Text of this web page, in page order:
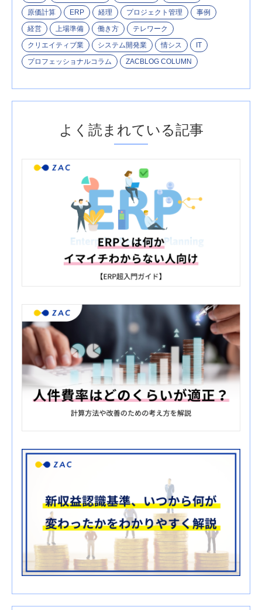
原価計算 ERP 経理 プロジェクト管理
事例
経営
上場準備 働き方
テレワーク
クリエイティブ業
システム開発業 情シス
IT
プロフェッショナルコラム
ZACBLOG COLUMN
よく読まれている記事